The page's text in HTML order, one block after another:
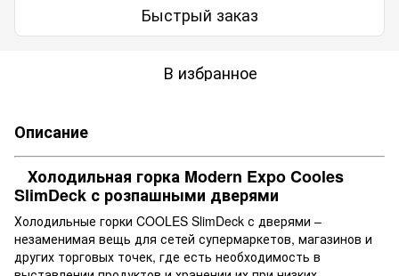
Быстрый заказ
В избранное
Описание
Холодильная горка Modern Expo Cooles
SlimDeck с розпашными дверями
Холодильные горки COOLES SlimDeck с дверями –
незаменимая вещь для сетей супермаркетов, магазинов и
других торговых точек, где есть необходимость в